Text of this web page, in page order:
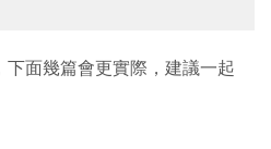
面幾篇會更實際，建議一起